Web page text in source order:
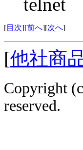
[目次][前へ][次へ]
[他社商
Copyright
reserved.